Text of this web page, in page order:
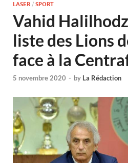
LASER / SPORT
Vahid
liste des Lions
face à la
5 novembre 2020 - by La Rédaction